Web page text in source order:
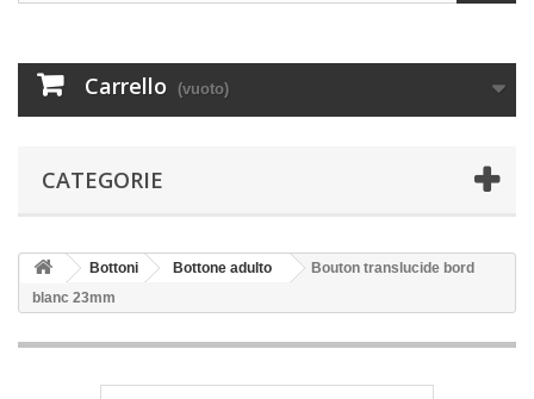
Carrello (vuoto)
CATEGORIE
Bottoni Bottone adulto
Bouton translucide bord
blanc 23mm